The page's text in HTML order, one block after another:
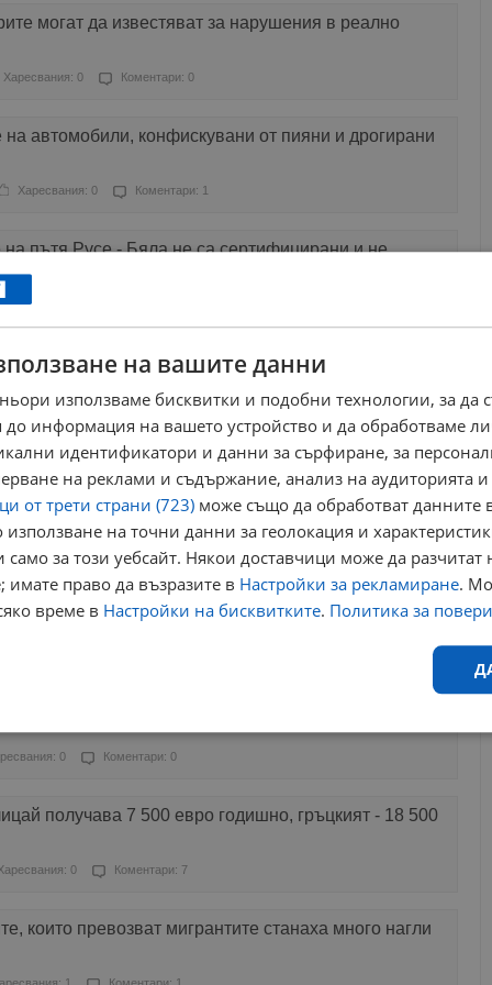
могат да известяват за нарушения в реално
Харесвания: 0 Коментари: 0
автомобили, конфискувани от пияни и дрогирани
Харесвания: 0 Коментари: 1
пътя Русе - Бяла не са сертифицирани и не
Харесвания: 1
броят на дрогираните и пияни шофьори, но не и на
Харесвания: 0
Харесвания: 7 Коментари: 0
на ДАИ и КАТ по пътищата
0 Коментари: 0
получава 7 500 евро годишно, гръцкият - 18 500
0 Коментари: 7
които превозват мигрантите станаха много нагли
на вашите данни
използваме бисквитки и подобни технологии, за да
до информация на вашето устройство и да обработваме
идентификатори и данни за сърфиране, за
на реклами и съдържание, анализ на аудиторията
от трети страни (723) може също да обработват данните
на точни данни за геолокация и
за този уебсайт. Някои доставчици може да разчитат
имате право да възразите в Настройки за рекламиране.
време в Настройки на бисквитките. Политика за
Ефективност Таргетиране Функционалност